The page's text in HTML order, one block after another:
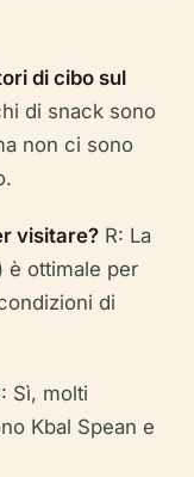
di cibo sul
di snack sono
non ci sono
visitare? R: La
è ottimale per
di
Sì, molti
Kbal Spean e